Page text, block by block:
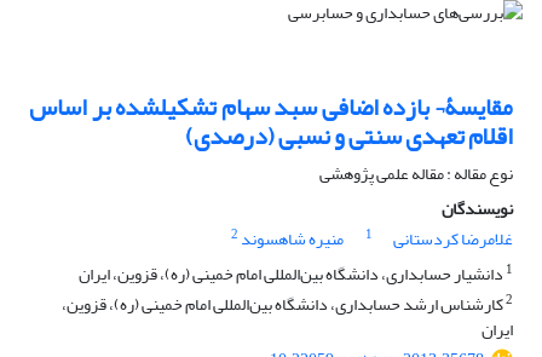
مقایسۀ¬ بازده اضافی سبد سهام تشکیل‎شده بر اساس
اقلام تعهدی سنتی و نسبی (درصدی)
نوع مقاله : مقاله علمی پژوهشی
نویسندگان
غلامرضا کردستانی
1 منیره شاهسوند 2
1 دانشیار حسابداری، دانشگاه بین‌المللی امام خمینی (ره)، قزوین، ایران
2کارشناس ارشد حسابداری، دانشگاه بین‌المللی امام خمینی (ره)، قزوین،
ایران